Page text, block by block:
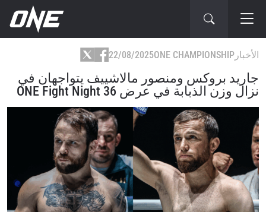
الأخبار ONE CHAMPIONSHIP
22/08/2025
جاريد بروكس ومنصور مالاشييف يتواجهان في
نزال وزن الذبابة في عرض ONE Fight Night 36